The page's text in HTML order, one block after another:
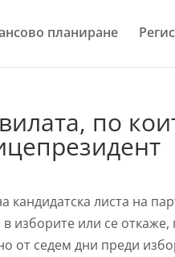
планиране
по
кандидатска листа на
изборите или се
от седем дни преди